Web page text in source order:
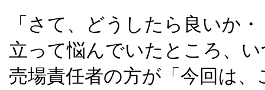
「さて、どうしたら良いか
立って悩んでいたところ、
売場責任者の方が「今回は